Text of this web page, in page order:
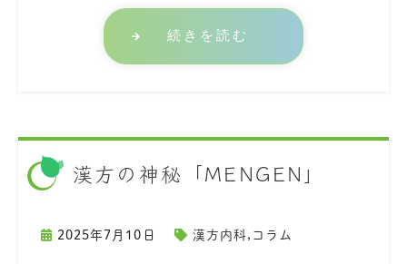
続きを読む
漢方の神秘「MENGEN」
2025年7月10日 漢方内科, コラム